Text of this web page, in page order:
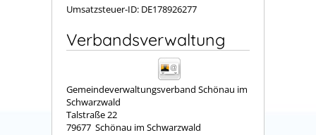
Umsatzsteuer-ID: DE178926277
Verbandsverwaltung
Gemeindeverwaltungsverband Schönau im
Schwarzwald
Talstraße 22
79677 Schönau im Schwarzwald